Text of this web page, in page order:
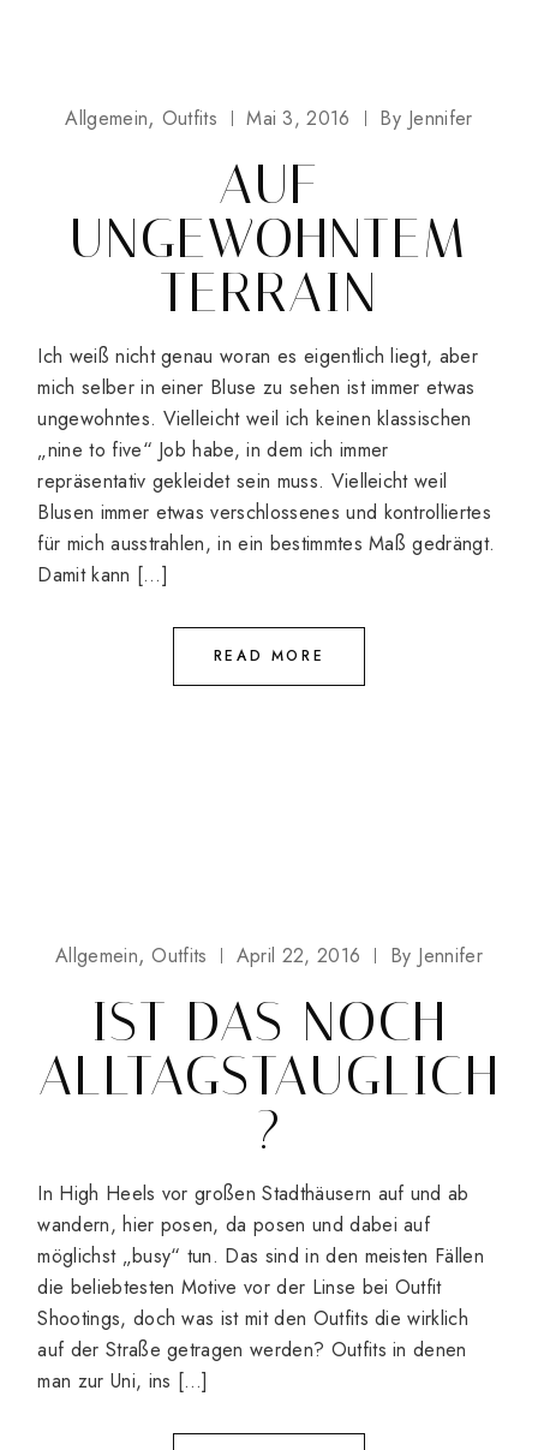
Allgemein Outfits Mai 3, 2016 By Jennifer
AUF
UNGEWOHNTEM
TERRAIN
Ich weiß nicht genau woran es eigentlich liegt, aber
mich selber in einer Bluse zu sehen ist immer etwas
ungewohntes. Vielleicht weil ich keinen klassischen
„nine to five“ Job habe, in dem ich immer
repräsentativ gekleidet sein muss. Vielleicht weil
Blusen immer etwas verschlossenes und kontrolliertes
für mich ausstrahlen, in ein bestimmtes Maß gedrängt.
Damit kann […]
READ MORE
Allgemein Outfits April 22, 2016 By Jennifer
IST DAS NOCH
ALLTAGSTAUGLICH
?
In High Heels vor großen Stadthäusern auf und ab
wandern, hier posen, da posen und dabei auf
möglichst „busy“ tun. Das sind in den meisten Fällen
die beliebtesten Motive vor der Linse bei Outfit
Shootings, doch was ist mit den Outfits die wirklich
auf der Straße getragen werden? Outfits in denen
man zur Uni, ins […]